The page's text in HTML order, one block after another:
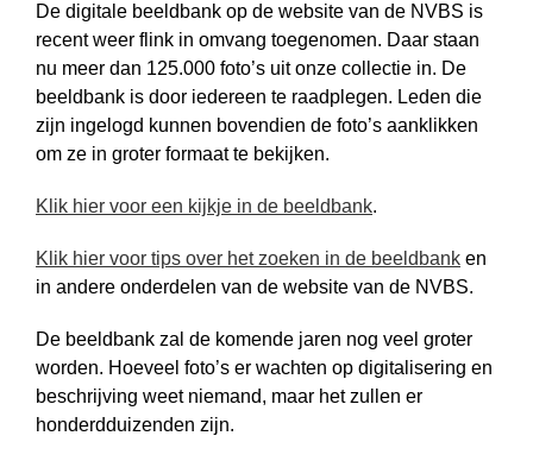
De digitale beeldbank op de website van de NVBS is
recent weer flink in omvang toegenomen. Daar staan
nu meer dan 125.000 foto’s uit onze collectie in. De
beeldbank is door iedereen te raadplegen. Leden die
zijn ingelogd kunnen boven­dien de foto’s aanklikken
om ze in groter formaat te bekijken.
Klik hier voor een kijkje in de beeldbank.
Klik hier voor tips over het zoeken in de beeldbank en
in andere onderdelen van de website van de NVBS.
De beeldbank zal de komende jaren nog veel groter
worden. Hoeveel foto’s er wachten op digitalisering en
beschrijving weet niemand, maar het zullen er
honderdduizenden zijn.